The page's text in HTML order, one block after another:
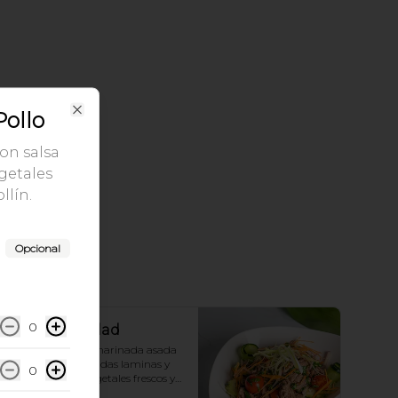
Thai Beef Salad
carne de vacuno marinada asada
y cortada en delgadas laminas y
preparada con vegetales frescos y
salsa
Opcional
0
0